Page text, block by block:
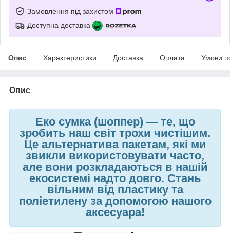
Замовлення під захистом
Доступна доставка
Опис Характеристики Доставка Оплата Умови
Опис
Еко сумка (шоппер) —те, що
зробить наш світ трохи чистішим.
Це альтернатива пакетам, які ми
звикли використовувати часто,
але вони розкладаються в нашій
екосистемі надто довго. Стань
вільним від пластику та
поліетилену за допомогою нашого
аксесуара!